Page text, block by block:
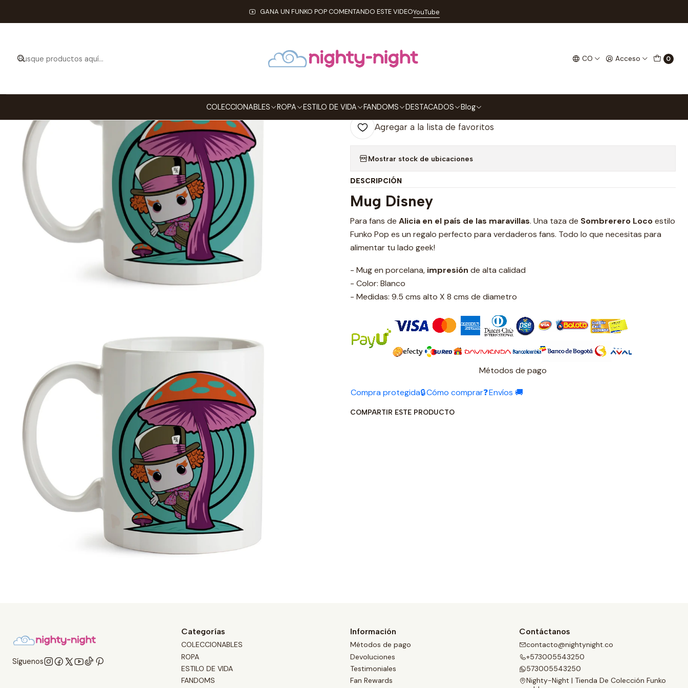
CO Acceso 0
COLECCIONABLES ROPA ESTILO DE VIDA FANDOMS DESTACADOS Blog
GANA UN FUNKO POP COMENTANDO ESTE VIDEOYouTube
ESTILO DE VIDA MUGS Mug Sombrerero Loco Alicia En El País De Las Maravillas Tipo Pop
Mug Sombrerero Loco Alicia En El País De
Las Maravillas Tipo Pop
Cantidad
Agregar al Carrito Comprar ahora
Agregar a la lista de favoritos
Mostrar stock de ubicaciones
DESCRIPCIÓN
Mug Disney
Para fans de Alicia en el país de las maravillas. Una taza de Sombrerero Locoestilo
Funko Pop es un regalo perfecto para verdaderos fans. Todo lo que necesitas para
alimentar tu lado geek!
- Mug en porcelana, impresión de alta calidad
- Color: Blanco
- Medidas: 9.5 cms alto X 8 cms de diametro
Métodos de pago
Compra protegida🔒Cómo comprar❓Envíos 🚚
COMPARTIR ESTE PRODUCTO
Síguenos
Categorías
COLECCIONABLES
ROPA
ESTILO DE VIDA
FANDOMS
Información
Métodos de pago
Devoluciones
Testimoniales
Fan Rewards
Contáctanos
contacto@nightynight.co
+573005543250
573005543250
Nighty-Night | Tienda De Colección Funko